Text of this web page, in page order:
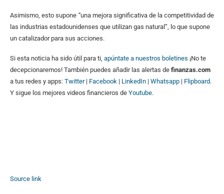
Asimismo, esto supone “una mejora significativa de la competitividad de
las industrias estadounidenses que utilizan gas natural”, lo que supone
un catalizador para sus acciones.
Si esta noticia ha sido útil para ti, apúntate a nuestros boletines ¡No te
decepcionaremos! También puedes añadir las alertas de finanzas.com
a tus redes y apps: Twitter| Facebook | LinkedIn | Whatsapp | Flipboard.
Y sigue los mejores videos financieros de Youtube.
Source link